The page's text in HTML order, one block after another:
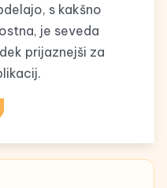
s kakšno
je seveda
prijaznejši za